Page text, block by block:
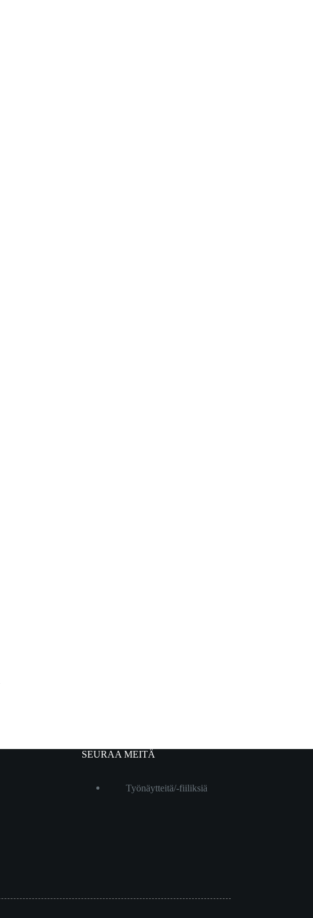
SEURAA MEITÄ
Työnäytteitä/-fiiliksiä